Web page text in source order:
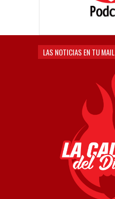
LAS NOTICIAS EN TU MAIL